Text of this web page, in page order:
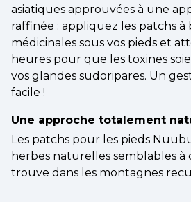
asiatiques approuvées à une
raffinée : appliquez les patchs à
médicinales sous vos pieds et
heures pour que les toxines
vos glandes sudoripares. Un
facile !
Une approche totalement
Les patchs pour les pieds
herbes naturelles semblables à
trouve dans les montagnes